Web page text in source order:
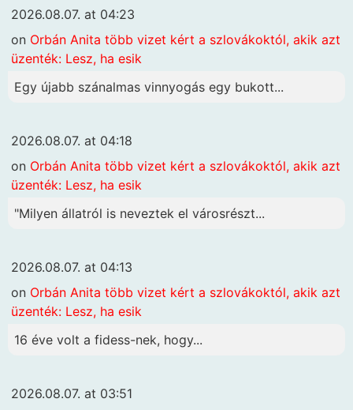
2026.08.07. at 04:23
on Orbán Anita több vizet kért a szlovákoktól, akik azt
üzenték: Lesz, ha esik
Egy újabb szánalmas vinnyogás egy bukott...
2026.08.07. at 04:18
on Orbán Anita több vizet kért a szlovákoktól, akik azt
üzenték: Lesz, ha esik
"Milyen állatról is neveztek el városrészt...
2026.08.07. at 04:13
on Orbán Anita több vizet kért a szlovákoktól, akik azt
üzenték: Lesz, ha esik
16 éve volt a fidess-nek, hogy...
2026.08.07. at 03:51